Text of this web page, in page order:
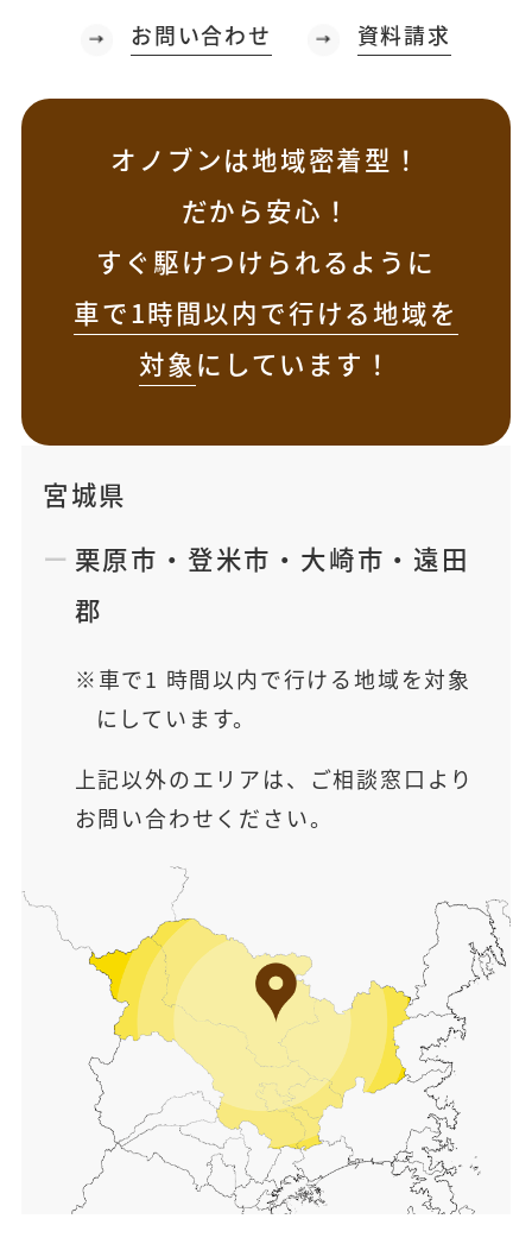
お問い合わせ 資料請求
オノブンは地域密着型！
だから安心！
すぐ駆けつけられるように
車で1時間以内で行ける地域を
対象にしています！
宮城県
栗原市 ・ 登米市 ・ 大崎市 ・ 遠田
郡
車で1 時間以内で行ける地域を対象
にしています。
上記以外のエリアは、ご相談窓口より
お問い合わせください。